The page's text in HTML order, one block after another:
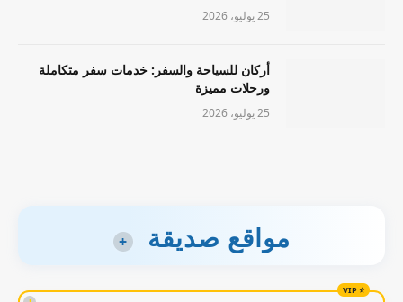
25 يوليو، 2026
أركان للسياحة والسفر: خدمات سفر متكاملة
ورحلات مميزة
25 يوليو، 2026
مواقع صديقة +